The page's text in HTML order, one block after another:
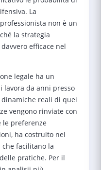
La
non è un
la strategia
efficace nel
legale ha un
lavora da anni presso
reali di quei
vengono rinviate con
le preferenze
ha costruito nel
facilitano la
pratiche. Per il